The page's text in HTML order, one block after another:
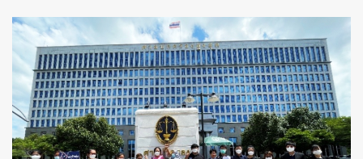
SHARE TWEET LINE EMAIL